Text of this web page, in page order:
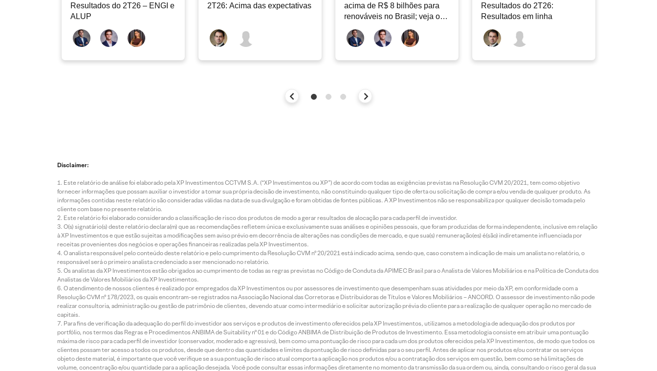
Resultados do 2T26 – ENGI e
ALUP
2T26: Acima das expectativas
acima de R$ 8 bilhões para
renováveis no Brasil; veja o
Radar Energia XP | Agosto
Resultados do 2T26:
Resultados em linha
Disclaimer:
Este relatório de análise foi elaborado pela XP Investimentos CCTVM S.A. (“XP Investimentos ou XP”) de acordo com todas as exigências previstas na Resolução CVM 20/2021, tem como objetivo
fornecer informações que possam auxiliar o investidor a tomar sua própria decisão de investimento, não constituindo qualquer tipo de oferta ou solicitação de compra e/ou venda de qualquer produto. As
informações contidas neste relatório são consideradas válidas na data de sua divulgação e foram obtidas de fontes públicas. A XP Investimentos não se responsabiliza por qualquer decisão tomada pelo
cliente com base no presente relatório.
Este relatório foi elaborado considerando a classificação de risco dos produtos de modo a gerar resultados de alocação para cada perfil de investidor.
O(s) signatário(s) deste relatório declara(m) que as recomendações refletem única e exclusivamente suas análises e opiniões pessoais, que foram produzidas de forma independente, inclusive em relação
à XP Investimentos e que estão sujeitas a modificações sem aviso prévio em decorrência de alterações nas condições de mercado, e que sua(s) remuneração(es) é(são) indiretamente influenciada por
receitas provenientes dos negócios e operações financeiras realizadas pela XP Investimentos.
O analista responsável pelo conteúdo deste relatório e pelo cumprimento da Resolução CVM nº 20/2021 está indicado acima, sendo que, caso constem a indicação de mais um analista no relatório, o
responsável será o primeiro analista credenciado a ser mencionado no relatório.
Os analistas da XP Investimentos estão obrigados ao cumprimento de todas as regras previstas no Código de Conduta da APIMEC Brasil para o Analista de Valores Mobiliários e na Política de Conduta dos
Analistas de Valores Mobiliários da XP Investimentos.
O atendimento de nossos clientes é realizado por empregados da XP Investimentos ou por assessores de investimento que desempenham suas atividades por meio da XP, em conformidade com a
Resolução CVM nº 178/2023, os quais encontram-se registrados na Associação Nacional das Corretoras e Distribuidoras de Títulos e Valores Mobiliários – ANCORD. O assessor de investimento não pode
realizar consultoria, administração ou gestão de patrimônio de clientes, devendo atuar como intermediário e solicitar autorização prévia do cliente para a realização de qualquer operação no mercado de
capitais.
Para fins de verificação da adequação do perfil do investidor aos serviços e produtos de investimento oferecidos pela XP Investimentos, utilizamos a metodologia de adequação dos produtos por
portfólio, nos termos das Regras e Procedimentos ANBIMA de Suitability nº 01 e do Código ANBIMA de Distribuição de Produtos de Investimento. Essa metodologia consiste em atribuir uma pontuação
máxima de risco para cada perfil de investidor (conservador, moderado e agressivo), bem como uma pontuação de risco para cada um dos produtos oferecidos pela XP Investimentos, de modo que todos os
clientes possam ter acesso a todos os produtos, desde que dentro das quantidades e limites da pontuação de risco definidas para o seu perfil. Antes de aplicar nos produtos e/ou contratar os serviços
objeto deste material, é importante que você verifique se a sua pontuação de risco atual comporta a aplicação nos produtos e/ou a contratação dos serviços em questão, bem como se há limitações de
volume, concentração e/ou quantidade para a aplicação desejada. Você pode consultar essas informações diretamente no momento da transmissão da sua ordem ou, ainda, consultando o risco geral da sua